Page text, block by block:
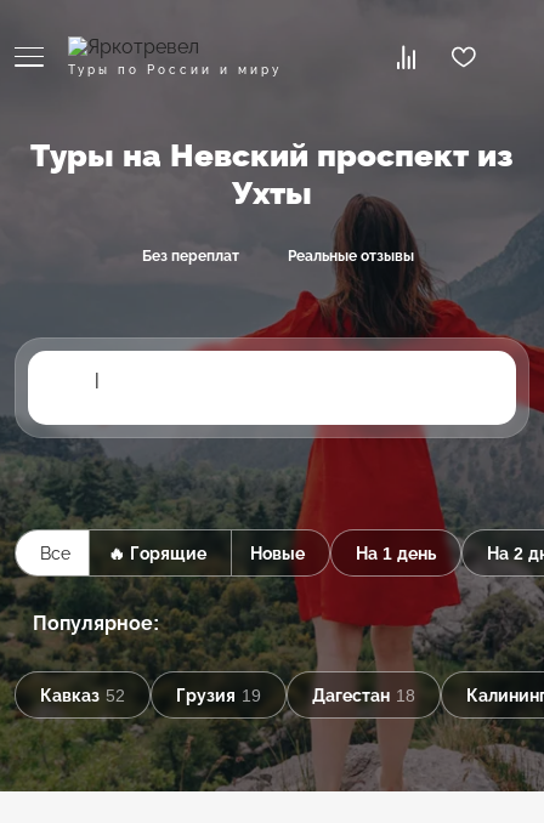
Туры по России и миру
Туры на Невский проспект из
Ухты
Без переплат Реальные отзывы
|
Все 🔥 Горящие Новые На 1 день На 2
Популярное:
Кавказ 52 Грузия 19 Дагестан 18